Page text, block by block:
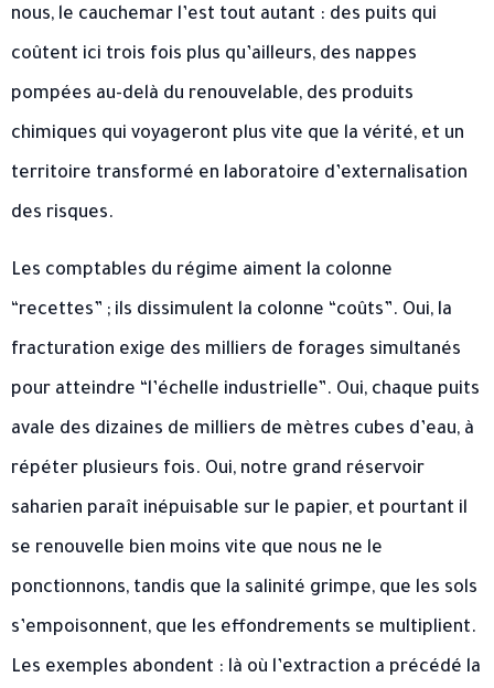
nous, le cauchemar l’est tout autant : des puits qui
coûtent ici trois fois plus qu’ailleurs, des nappes
pompées au-delà du renouvelable, des produits
chimiques qui voyageront plus vite que la vérité, et un
territoire transformé en laboratoire d’externalisation
des risques.
Les comptables du régime aiment la colonne
“recettes” ; ils dissimulent la colonne “coûts”. Oui, la
fracturation exige des milliers de forages simultanés
pour atteindre “l’échelle industrielle”. Oui, chaque puits
avale des dizaines de milliers de mètres cubes d’eau, à
répéter plusieurs fois. Oui, notre grand réservoir
saharien paraît inépuisable sur le papier, et pourtant il
se renouvelle bien moins vite que nous ne le
ponctionnons, tandis que la salinité grimpe, que les sols
s’empoisonnent, que les effondrements se multiplient.
Les exemples abondent : là où l’extraction a précédé la